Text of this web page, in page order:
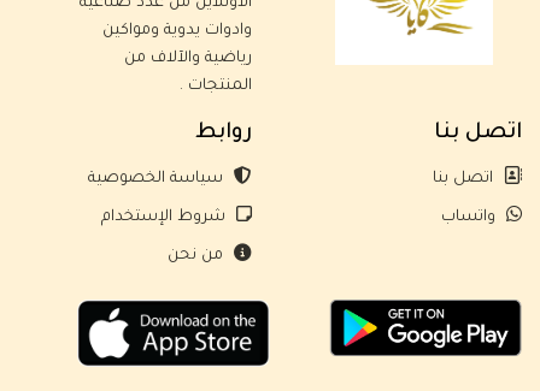
الاونلاين من عدد صناعية
وادوات يدوية ومواكين
رياضية والآلاف من
المنتجات .
اتصل بنا
اتصل بنا
واتساب
روابط
سياسة الخصوصية
شروط الإستخدام
من نحن